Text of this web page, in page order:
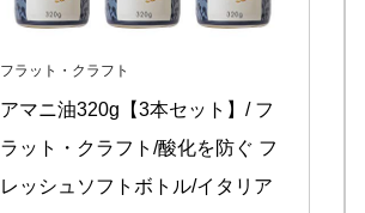
フラット・クラフト
アマニ油320g【3本セット】/ フ
ラット・クラフト/酸化を防ぐ フ
レッシュソフトボトル/イタリア